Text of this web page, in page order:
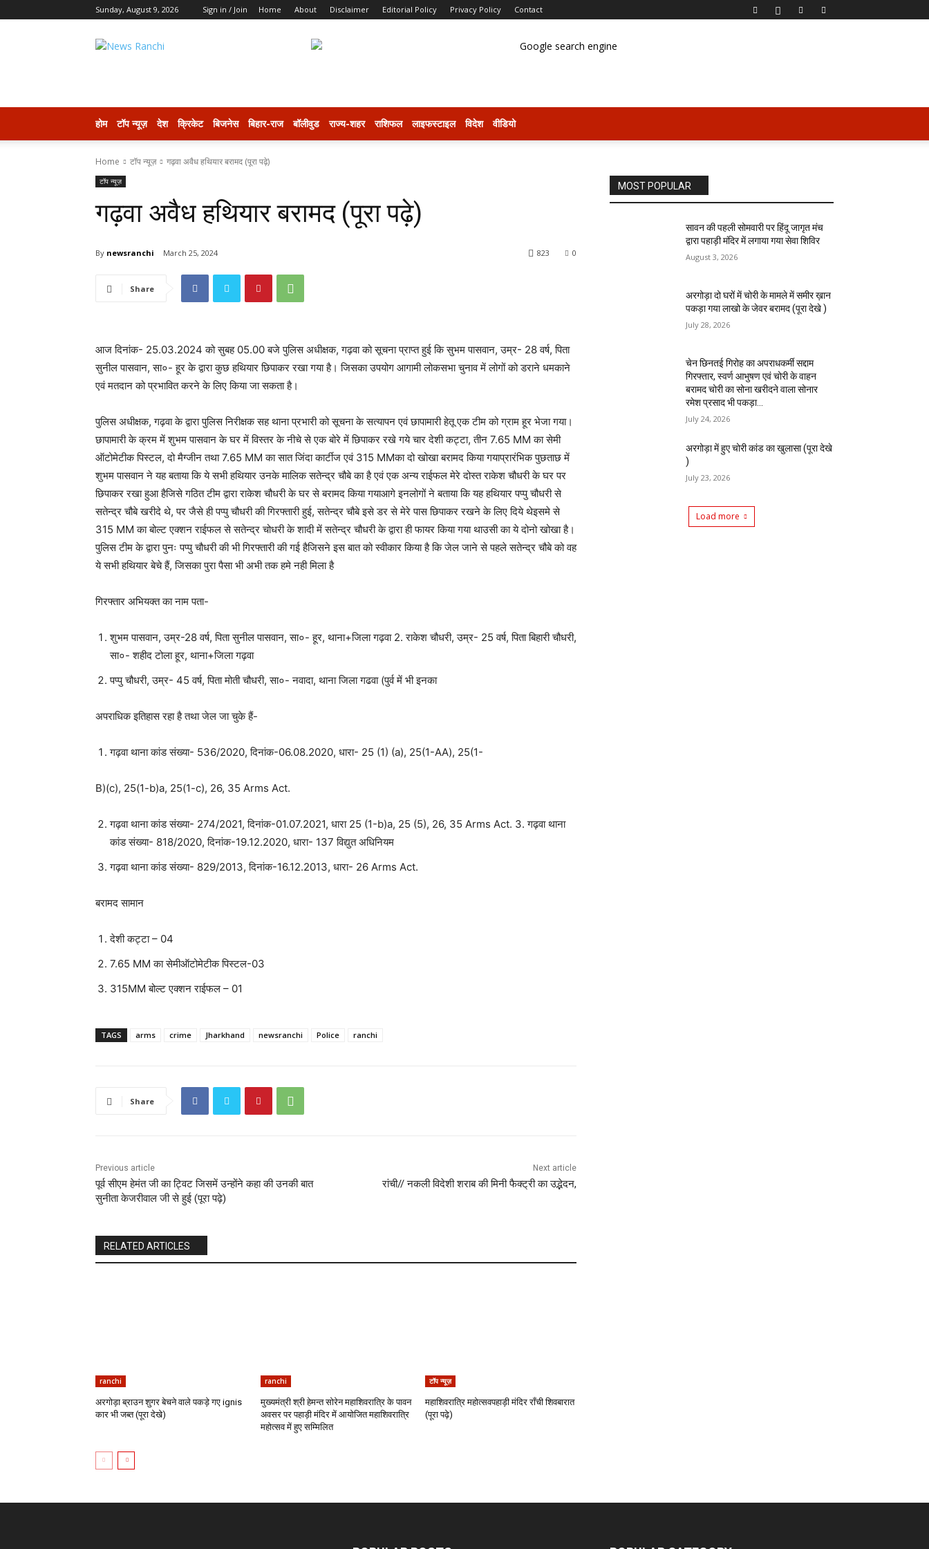
Sunday, August 9, 2026 Sign in / Join Home About Disclaimer Editorial Policy Privacy Policy Contact
होम टॉप न्यूज़ देश क्रिकेट बिजनेस बिहार-राज बॉलीवुड राज्य-शहर राशिफल लाइफस्टाइल विदेश वीडियो
Home टॉप न्यूज़ गढ़वा अवैध हथियार बरामद (पूरा पढ़े)
टॉप न्यूज़
गढ़वा अवैध हथियार बरामद (पूरा पढ़े)
By newsranchi March 25, 2024 0
823
Share
आज दिनांक- 25.03.2024 को सुबह 05.00 बजे पुलिस अधीक्षक, गढ़वा को सूचना प्राप्त हुई कि सुभम पासवान, उम्र- 28 वर्ष, पिता
सुनील पासवान, सा०- हूर के द्वारा कुछ हथियार छिपाकर रखा गया है। जिसका उपयोग आगामी लोकसभा चुनाव में लोगों को डराने धमकाने
एवं मतदान को प्रभावित करने के लिए किया जा सकता है।
पुलिस अधीक्षक, गढ़वा के द्वारा पुलिस निरीक्षक सह थाना प्रभारी को सूचना के सत्यापन एवं छापामारी हेतू एक टीम को ग्राम हूर भेजा गया।
छापामारी के क्रम में शुभम पासवान के घर में विस्तर के नीचे से एक बोरे में छिपाकर रखे गये चार देशी कट्टा, तीन 7.65 MM का सेमी
ऑटोमेटीक पिस्टल, दो मैग्जीन तथा 7.65 MM का सात जिंदा कार्टीज एवं 315 MMका दो खोखा बरामद किया गयाप्रारंभिक पुछताछ में
शुभम पासवान ने यह बताया कि ये सभी हथियार उनके मालिक सतेन्द्र चौबे का है एवं एक अन्य राईफल मेरे दोस्त राकेश चौधरी के घर पर
छिपाकर रखा हुआ हैजिसे गठित टीम द्वारा राकेश चौधरी के घर से बरामद किया गयाआगे इनलोगों ने बताया कि यह हथियार पप्पु चौधरी से
सतेन्द्र चौबे खरीदे थे, पर जैसे ही पप्पु चौधरी की गिरफ्तारी हुई, सतेन्द्र चौबे इसे डर से मेरे पास छिपाकर रखने के लिए दिये थेइसमे से
315 MM का बोल्ट एक्शन राईफल से सतेन्द्र चोधरी के शादी में सतेन्द्र चौधरी के द्वारा ही फायर किया गया थाउसी का ये दोनो खोखा है।
पुलिस टीम के द्वारा पुनः पप्पु चौधरी की भी गिरफ्तारी की गई हैजिसने इस बात को स्वीकार किया है कि जेल जाने से पहले सतेन्द्र चौबे को वह
ये सभी हथियार बेचे हैं, जिसका पुरा पैसा भी अभी तक हमे नही मिला है
गिरफ्तार अभियक्त का नाम पता-
शुभम पासवान, उम्र-28 वर्ष, पिता सुनील पासवान, सा०- हूर, थाना+जिला गढ़वा 2. राकेश चौधरी, उम्र- 25 वर्ष, पिता बिहारी चौधरी,
सा०- शहीद टोला हूर, थाना+जिला गढ़वा
पप्पु चौधरी, उम्र- 45 वर्ष, पिता मोती चौधरी, सा०- नवादा, थाना जिला गढवा (पुर्व में भी इनका
अपराधिक इतिहास रहा है तथा जेल जा चुके हैं-
गढ़वा थाना कांड संख्या- 536/2020, दिनांक-06.08.2020, धारा- 25 (1) (a), 25(1-AA), 25(1-
B)(c), 25(1-b)a, 25(1-c), 26, 35 Arms Act.
गढ़वा थाना कांड संख्या- 274/2021, दिनांक-01.07.2021, धारा 25 (1-b)a, 25 (5), 26, 35 Arms Act. 3. गढ़वा थाना
कांड संख्या- 818/2020, दिनांक-19.12.2020, धारा- 137 विद्युत अधिनियम
गढ़वा थाना कांड संख्या- 829/2013, दिनांक-16.12.2013, धारा- 26 Arms Act.
बरामद सामान
देशी कट्टा – 04
7.65 MM का सेमीऑटोमेटीक पिस्टल-03
315MM बोल्ट एक्शन राईफल – 01
TAGS arms crime Jharkhand newsranchi Police ranchi
Share
Previous article
पूर्व सीएम हेमंत जी का ट्विट जिसमें उन्होंने कहा की उनकी बात
सुनीता केजरीवाल जी से हुई (पूरा पढ़े)
Next article
रांची// नकली विदेशी शराब की मिनी फैक्ट्री का उद्भेदन,
RELATED ARTICLES
ranchi
अरगोड़ा ब्राउन शुगर बेचने वाले पकड़े गए ignis
कार भी जब्त (पूरा देखे)
ranchi
मुख्यमंत्री श्री हेमन्त सोरेन महाशिवरात्रि के पावन
अवसर पर पहाड़ी मंदिर में आयोजित महाशिवरात्रि
महोत्सव में हुए सम्मिलित
टॉप न्यूज़
महाशिवरात्रि महोत्सवपहाड़ी मंदिर राँची शिवबारात
(पूरा पढ़े)
MOST POPULAR
सावन की पहली सोमवारी पर हिंदू जागृत मंच
द्वारा पहाड़ी मंदिर में लगाया गया सेवा शिविर
August 3, 2026
अरगोड़ा दो घरों में चोरी के मामले में समीर ख़ान
पकड़ा गया लाखो के जेवर बरामद (पूरा देखे )
July 28, 2026
चेन छिनतई गिरोह का अपराधकर्मी सद्दाम
गिरफ्तार, स्वर्ण आभुषण एवं चोरी के वाहन
बरामद चोरी का सोना खरीदने वाला सोनार
रमेश प्रसाद भी पकड़ा...
July 24, 2026
अरगोड़ा में हुए चोरी कांड का खुलासा (पूरा देखे
)
July 23, 2026
Load more